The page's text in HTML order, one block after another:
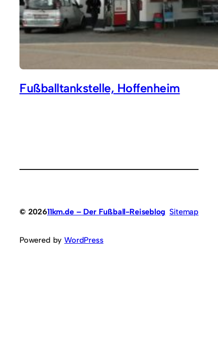
Fußballtankstelle, Hoffenheim
© 202611km.de – Der Fußball-Reiseblog Sitemap
Powered byWordPress